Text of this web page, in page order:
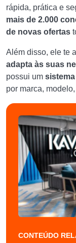
rápida, prática e
mais de 2.000
de novas ofertas
Além disso, ele te
adapta às suas
possui um
por marca,
CONTEÚDO